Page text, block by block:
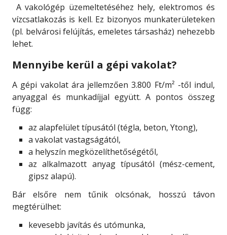
A vakológép üzemeltetéséhez hely, elektromos és
vízcsatlakozás is kell. Ez bizonyos munkaterületeken
(pl. belvárosi felújítás, emeletes társasház) nehezebb
lehet.
Mennyibe kerül a gépi vakolat?
A gépi vakolat ára jellemzően 3.800 Ft/m² -től indul,
anyaggal és munkadíjjal együtt. A pontos összeg
függ:
az alapfelület típusától (tégla, beton, Ytong),
a vakolat vastagságától,
a helyszín megközelíthetőségétől,
az alkalmazott anyag típusától (mész-cement,
gipsz alapú).
Bár elsőre nem tűnik olcsónak, hosszú távon
megtérülhet:
kevesebb javítás és utómunka,